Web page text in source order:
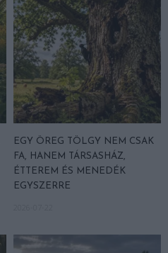
EGY ÖREG TÖLGY NEM CSAK
FA, HANEM TÁRSASHÁZ,
ÉTTEREM ÉS MENEDÉK
EGYSZERRE